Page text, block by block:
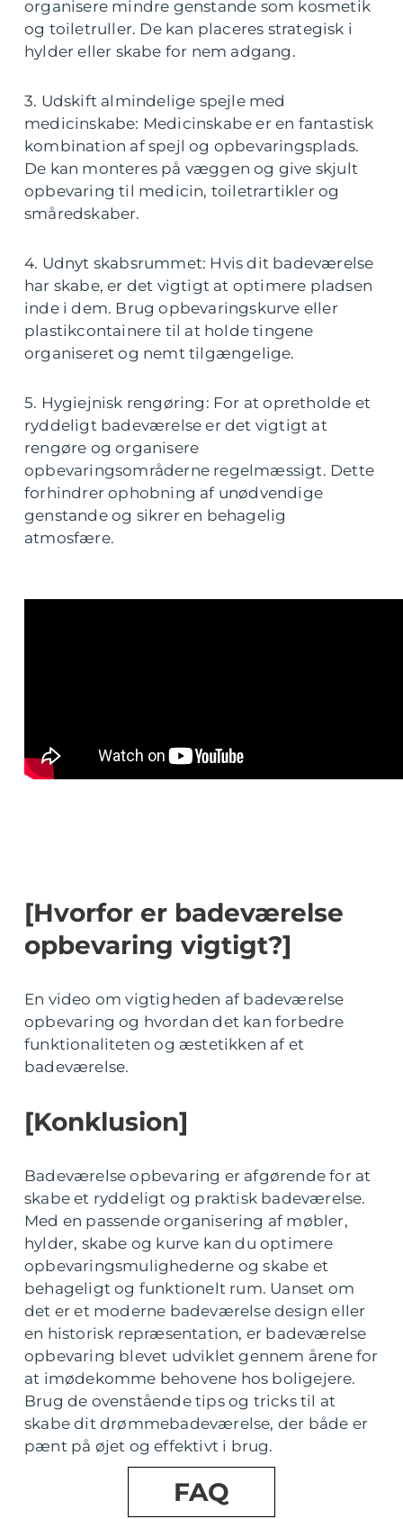
organisere mindre genstande som kosmetik
og toiletruller. De kan placeres strategisk i
hylder eller skabe for nem adgang.
3. Udskift almindelige spejle med
medicinskabe: Medicinskabe er en fantastisk
kombination af spejl og opbevaringsplads.
De kan monteres på væggen og give skjult
opbevaring til medicin, toiletrartikler og
småredskaber.
4. Udnyt skabsrummet: Hvis dit badeværelse
har skabe, er det vigtigt at optimere pladsen
inde i dem. Brug opbevaringskurve eller
plastikcontainere til at holde tingene
organiseret og nemt tilgængelige.
5. Hygiejnisk rengøring: For at opretholde et
ryddeligt badeværelse er det vigtigt at
rengøre og organisere
opbevaringsområderne regelmæssigt. Dette
forhindrer ophobning af unødvendige
genstande og sikrer en behagelig
atmosfære.
[Hvorfor er badeværelse
opbevaring vigtigt?]
En video om vigtigheden af badeværelse
opbevaring og hvordan det kan forbedre
funktionaliteten og æstetikken af et
badeværelse.
[Konklusion]
Badeværelse opbevaring er afgørende for at
skabe et ryddeligt og praktisk badeværelse.
Med en passende organisering af møbler,
hylder, skabe og kurve kan du optimere
opbevaringsmulighederne og skabe et
behageligt og funktionelt rum. Uanset om
det er et moderne badeværelse design eller
en historisk repræsentation, er badeværelse
opbevaring blevet udviklet gennem årene for
at imødekomme behovene hos boligejere.
Brug de ovenstående tips og tricks til at
skabe dit drømmebadeværelse, der både er
pænt på øjet og effektivt i brug.
FAQ